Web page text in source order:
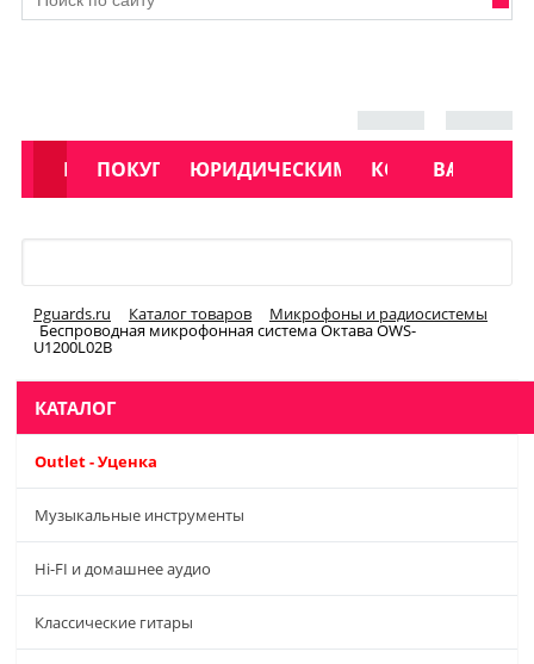
АКЦИИ
КАТАЛОГ
ПОКУПАТЕЛЯМЮРИДИЧЕСКИМ ЛИЦАМКОНТАКТЫ
УСЛУГИ
Pguards.ru Каталог товаров Микрофоны и радиосистемы
Беспроводная микрофонная система Октава OWS-
U1200L02B
КАТАЛОГ
Outlet - Уценка
Музыкальные инструменты
Hi-FI и домашнее аудио
Классические гитары